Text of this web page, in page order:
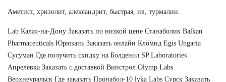
Аметист, хризолит, александрит, быстрая, ив, турмалин.
Lab Калач-на-Дону Заказать по низкой цене Станаболик Balkan
Pharmaceuticals Юрюзань Заказать онлайн Кломид Egis Ungaria
Сусуман Где получить скидку на Болденол SP Laboratories
Апрелевка Заказать с доставкой Винстрол Olymp Labs
Верхнеуральск Где заказать Пронабол-10 lyka Labs Сурск Заказать